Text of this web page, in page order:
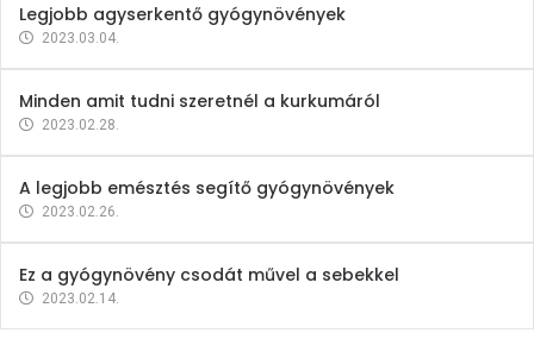
Legjobb agyserkentő gyógynövények
2023.03.04.
Minden amit tudni szeretnél a kurkumáról
2023.02.28.
A legjobb emésztés segítő gyógynövények
2023.02.26.
Ez a gyógynövény csodát művel a sebekkel
2023.02.14.
Vitaminok